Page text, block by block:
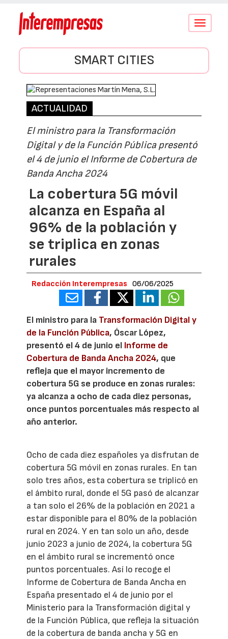
Conmutar
SMART CITIES
ACTUALIDAD
El ministro para la Transformación
Digital y de la Función Pública presentó
el 4 de junio el Informe de Cobertura de
Banda Ancha 2024
La cobertura 5G móvil
alcanza en España al
96% de la población y
se triplica en zonas
rurales
Redacción Interempresas 06/06/2025
El ministro para la Transformación Digital y
de la Función Pública, Óscar López,
presentó el 4 de junio el Informe de
Cobertura de Banda Ancha 2024, que
refleja que el mayor incremento de
cobertura 5G se produce en zonas rurales:
ya alcanza a ocho de cada diez personas,
once puntos porcentuales más respecto al
año anterior.
Ocho de cada diez españoles ya disfrutan de
cobertura 5G móvil en zonas rurales. En tan
solo tres años, esta cobertura se triplicó en
el ámbito rural, donde el 5G pasó de alcanzar
a tan solo el 26% de la población en 2021 a
estar disponible para el 80% de la población
rural en 2024. Y en tan solo un año, desde
junio 2023 a junio de 2024, la cobertura 5G
en el ámbito rural se incrementó once
puntos porcentuales. Así lo recoge el
Informe de Cobertura de Banda Ancha en
España presentado el 4 de junio por el
Ministerio para la Transformación digital y
de la Función Pública, que refleja la situación
de la cobertura de banda ancha y 5G en